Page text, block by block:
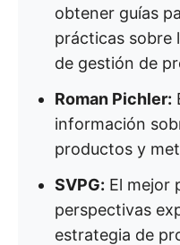
obtener guías
prácticas sobre
de gestión de
Roman Pichler:
información
productos y
SVPG: El mejor
perspectivas
estrategia de